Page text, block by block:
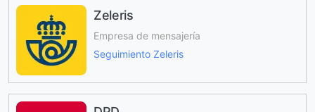
Zeleris
Empresa de mensajería
Seguimiento Zeleris